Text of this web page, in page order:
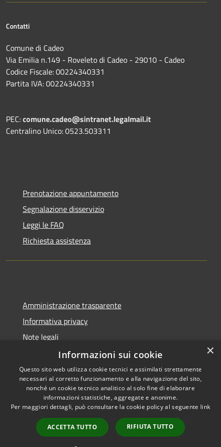
Contatti
Comune di Cadeo
Via Emilia n.149 - Roveleto di Cadeo - 29010 - Cadeo
Codice Fiscale: 00224340331
Partita IVA: 00224340331
PEC:comune.cadeo@sintranet.legalmail.it
Centralino Unico: 0523.503311
Prenotazione appuntamento
Segnalazione disservizio
Leggi le FAQ
Richiesta assistenza
Amministrazione trasparente
Informativa privacy
Note legali
Dichiarazione di accessibilità
RSS
Accessibilità
Copyright © 2026 • Comune di
Municipium•
Accesso
redazione
×
Informazioni sui cookie
Questo sito web utilizza cookie tecnici e assimilati strettamente
necessari al corretto funzionamento e alla navigazione del sito,
nonché un cookie tecnico analitico al solo fine di elaborare
informazioni statistiche, aggregate e anonime.
Per maggiori dettagli, può consultare la cookie policy al seguente link
ACCETTA TUTTO RIFIUTA TUTTO